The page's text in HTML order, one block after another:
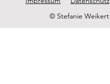
© Stefanie Weikert